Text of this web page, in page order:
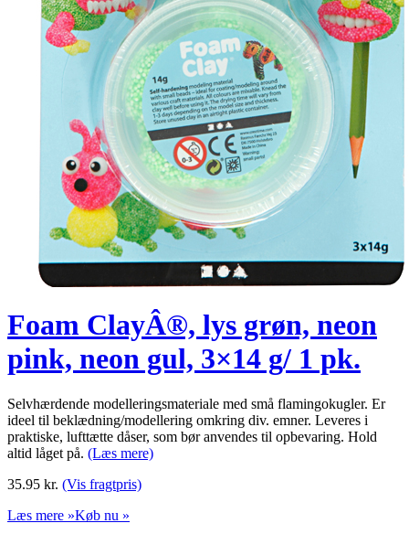
Foam ClayÂ®, lys grøn, neon
pink, neon gul, 3×14 g/ 1 pk.
Selvhærdende modelleringsmateriale med små flamingokugler. Er
ideel til beklædning/modellering omkring div. emner. Leveres i
praktiske, lufttætte dåser, som bør anvendes til opbevaring. Hold
altid låget på. (Læs mere)
35.95 kr. (Vis fragtpris)
Læs mere »Køb nu »